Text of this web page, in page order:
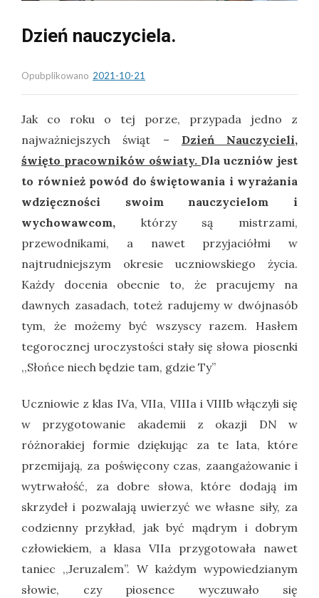
Dzień nauczyciela.
Opubplikowano 2021-10-21
Jak co roku o tej porze, przypada jedno z
najważniejszych świąt – Dzień Nauczycieli,
święto pracowników oświaty. Dla uczniów jest
to również powód do świętowania i wyrażania
wdzięczności swoim nauczycielom i
wychowawcom, którzy są
mistrzami,
przewodnikami, a nawet przyjaciółmi w
najtrudniejszym okresie uczniowskiego życia.
Każdy docenia obecnie to, że pracujemy na
dawnych zasadach, toteż radujemy w dwójnasób
tym, że możemy być wszyscy razem. Hasłem
tegorocznej uroczystości stały się słowa piosenki
,,Słońce niech będzie tam, gdzie Ty”
Uczniowie z klas IVa, VIIa, VIIIa i VIIIb włączyli się
w przygotowanie akademii z okazji DN w
różnorakiej formie dziękując za te lata, które
przemijają, za poświęcony czas, zaangażowanie i
wytrwałość, za dobre słowa, które dodają im
skrzydeł i pozwalają uwierzyć we własne siły, za
codzienny przykład, jak być mądrym i dobrym
człowiekiem, a klasa VIIa przygotowała nawet
taniec ,,Jeruzalem”. W każdym wypowiedzianym
słowie, czy piosence wyczuwało się